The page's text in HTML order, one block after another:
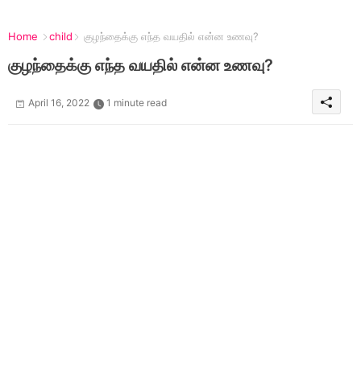
Home child குழந்தைக்கு எந்த வயதில் என்ன உணவு?
குழந்தைக்கு எந்த வயதில் என்ன உணவு?
April 16, 2022 1 minute read